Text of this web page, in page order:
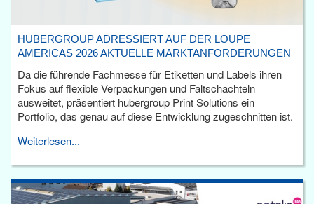
HUBERGROUP ADRESSIERT AUF DER LOUPE
AMERICAS 2026 AKTUELLE MARKTANFORDERUNGEN
Da die führende Fachmesse für Etiketten und Labels ihren
Fokus auf flexible Verpackungen und Faltschachteln
ausweitet, präsentiert hubergroup Print Solutions ein
Portfolio, das genau auf diese Entwicklung zugeschnitten ist.
Weiterlesen...